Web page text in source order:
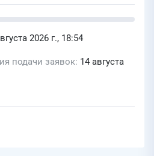
2026 г., 18:54
подачи заявок 14 августа